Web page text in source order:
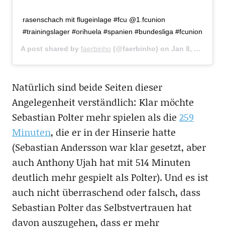
rasenschach mit flugeinlage #fcu @1.fcunion
#trainingslager #orihuela #spanien #bundesliga #fcunion
A post shared by faerbinho (@faerbinho) on Jan 8, 2020 at 8:14am PST
Natürlich sind beide Seiten dieser
Angelegenheit verständlich: Klar möchte
Sebastian Polter mehr spielen als die 259
Minuten, die er in der Hinserie hatte
(Sebastian Andersson war klar gesetzt, aber
auch Anthony Ujah hat mit 514 Minuten
deutlich mehr gespielt als Polter). Und es ist
auch nicht überraschend oder falsch, dass
Sebastian Polter das Selbstvertrauen hat
davon auszugehen, dass er mehr